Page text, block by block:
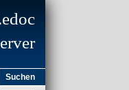
Suchen